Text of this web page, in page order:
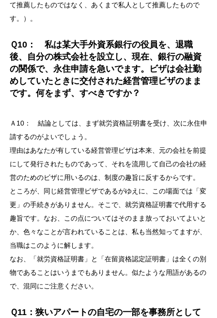
て推薦したものではなく、あくまで私人として推薦したもので
す。）。
Ｑ10： 私は某大手外資系銀行の役員を、退職
後、自分の株式会社を設立し、現在、銀行の融資
の関係で、永住申請を急いでます。ビザは会社勤
めしていたときに交付された経営管理ビザのまま
です。何をまず、すべきですか？
Ａ10： 結論としては、まず就労資格証明書を受け、次に永住申
請するのがよいでしょう。
理由はあなたが有している経営管理ビザは本来、元の会社を前提
にして発行されたものであって、それを流用して自己の会社の経
営のためのビザに用いるのは、制度の趣旨に反するからです。
ところが、同じ経営管理ビザであるがゆえに、この場面では「変
更」の手続きがありません。そこで、就労資格証明書で代用する
趣旨です。なお、この点についてはそのまま放っておいてよいと
か、色々なことが言われていることは、私も当然知ってますが、
当職はこのように解します。
なお、「就労資格証明書」と「在留資格認定証明書」は全くの別
物であることはいうまでもありません。似たような用語があるの
で、混同にご注意ください。
Ｑ11：狭いアパートの自宅の一部を事務所として